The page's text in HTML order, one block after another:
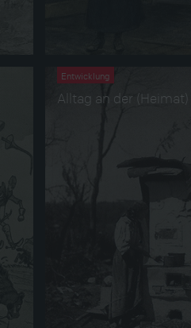
Entwicklung
Alltag an der